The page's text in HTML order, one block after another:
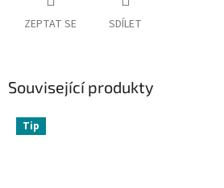
ZEPTAT SE SDÍLET
Související produkty
Tip